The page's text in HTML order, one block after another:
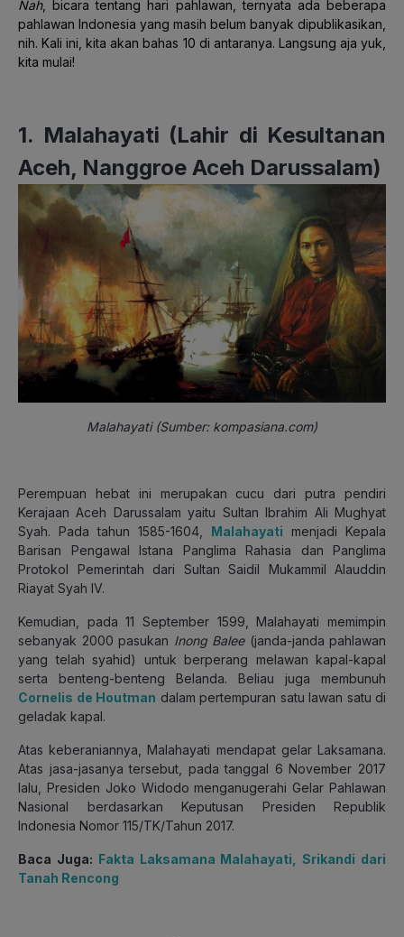
Nah, bicara tentang hari pahlawan, ternyata ada beberapa
pahlawan Indonesia yang masih belum banyak dipublikasikan,
nih. Kali ini, kita akan bahas 10 di antaranya. Langsung aja yuk,
kita mulai!
1. Malahayati (Lahir di Kesultanan
Aceh, Nanggroe Aceh Darussalam)
Malahayati (Sumber: kompasiana.com)
Perempuan hebat ini merupakan cucu dari putra pendiri
Kerajaan Aceh Darussalam yaitu Sultan Ibrahim Ali Mughyat
Syah. Pada tahun 1585-1604, Malahayati menjadi Kepala
Barisan Pengawal Istana Panglima Rahasia dan Panglima
Protokol Pemerintah dari Sultan Saidil Mukammil Alauddin
Riayat Syah IV.
Kemudian, pada 11 September 1599, Malahayati memimpin
sebanyak 2000 pasukan Inong Balee(janda-janda pahlawan
yang telah syahid) untuk berperang melawan kapal-kapal
serta benteng-benteng Belanda. Beliau juga membunuh
Cornelis de Houtman dalam pertempuran satu lawan satu di
geladak kapal.
Atas keberaniannya, Malahayati mendapat gelar Laksamana.
Atas jasa-jasanya tersebut, pada tanggal 6 November 2017
lalu, Presiden Joko Widodo menganugerahi Gelar Pahlawan
Nasional berdasarkan Keputusan Presiden Republik
Indonesia Nomor 115/TK/Tahun 2017.
Baca Juga: Fakta Laksamana Malahayati, Srikandi dari
Tanah Rencong